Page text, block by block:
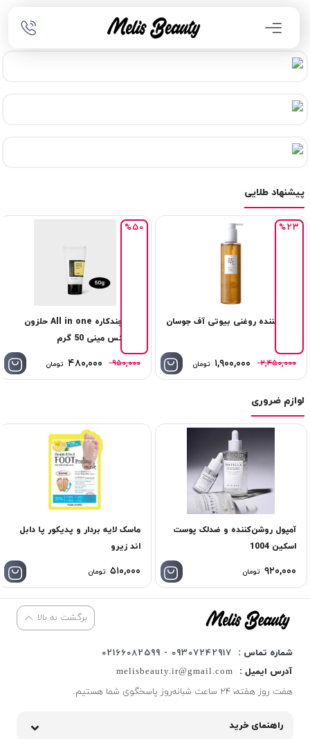
پیشنهاد طلایی
پاک کننده روغنی بیوتی آف جوسان
۲,۴۵۰,۰۰۰ ۱,۹۰۰,۰۰۰ تومان
%23
کرم چندکاره All in one حلزون
كوزاركس مینی 50 گرم
۹۵۰,۰۰۰ ۴۸۰,۰۰۰ تومان
%50
لوازم ضروری
آمپول روشن‌کننده و ضدلک پوست
اسکین 1004
۹۲۰,۰۰۰ تومان
ماسک لایه بردار و پدیکور پا دابل
اند زیرو
۵۱۰,۰۰۰ تومان
برگشت به بالا
شماره تماس :
09307242917 - 02166082599
آدرس ایمیل :
melisbeauty.ir@gmail.com
هفت روز هفته، ۲۴ ساعت شبانه‌روز پاسخگوی شما هستیم.
راهنمای خرید